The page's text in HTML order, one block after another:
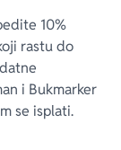
10%
rastu do
i Bukmarker
se isplati.